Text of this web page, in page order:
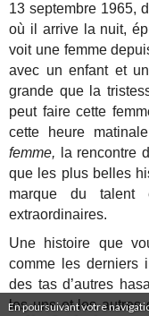
En poursuivant votre
13 septembre 1965,
où il arrive la nuit,
voit une femme
avec un enfant et
grande que la
peut faire cette
cette heure
femme,
la rencontre
que les plus belles
marque du talent
extraordinaires.
Une histoire que
comme les derniers
des tas d’autres
les uns et les autres